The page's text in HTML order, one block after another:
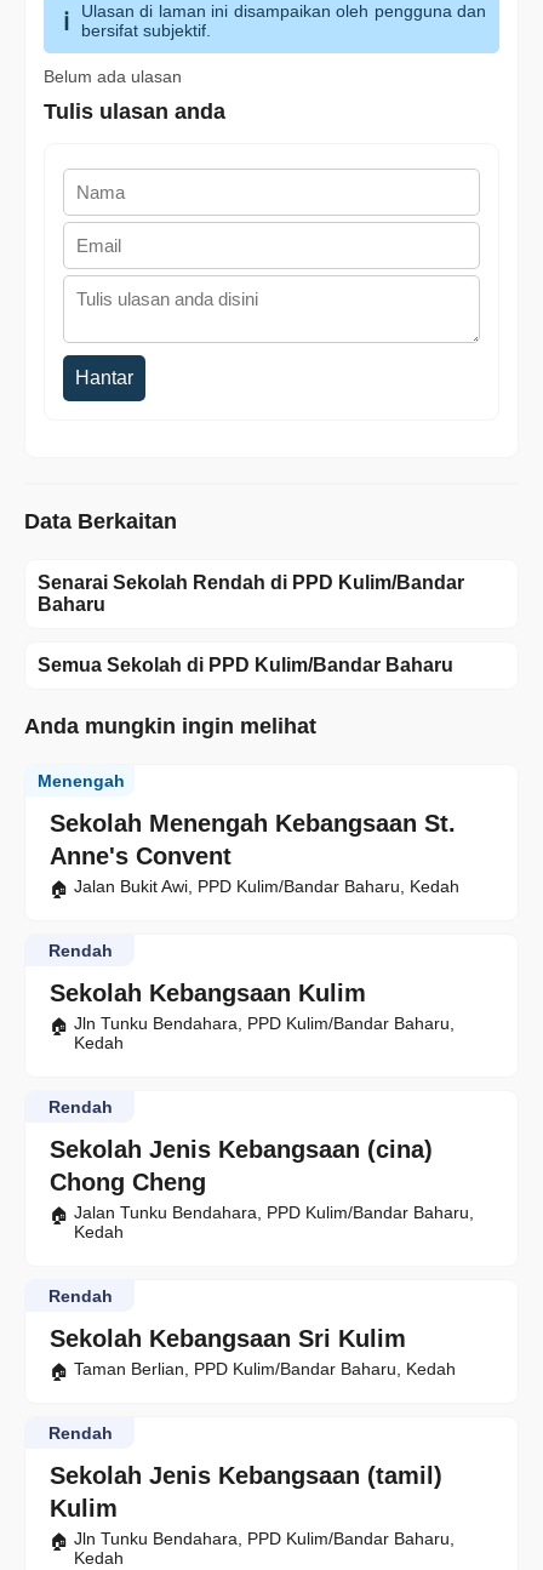
Ulasan di laman ini disampaikan oleh pengguna dan
bersifat subjektif.
Belum ada ulasan
Tulis ulasan anda
Hantar
Data Berkaitan
Senarai Sekolah Rendah di PPD Kulim/Bandar
Baharu
Semua Sekolah di PPD Kulim/Bandar Baharu
Anda mungkin ingin melihat
Sekolah Menengah Kebangsaan St.
Anne's Convent
Menengah
Jalan Bukit Awi, PPD Kulim/Bandar Baharu, Kedah
Sekolah Kebangsaan Kulim
Rendah
Jln Tunku Bendahara, PPD Kulim/Bandar Baharu,
Kedah
Sekolah Jenis Kebangsaan (cina)
Chong Cheng
Rendah
Jalan Tunku Bendahara, PPD Kulim/Bandar Baharu,
Kedah
Sekolah Kebangsaan Sri Kulim
Rendah
Taman Berlian, PPD Kulim/Bandar Baharu, Kedah
Sekolah Jenis Kebangsaan (tamil)
Kulim
Rendah
Jln Tunku Bendahara, PPD Kulim/Bandar Baharu,
Kedah